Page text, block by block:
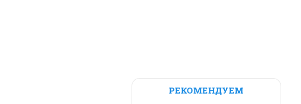
РЕКОМЕНДУЕМ